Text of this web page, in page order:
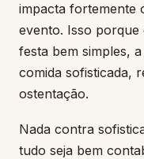
impacta fortemente
evento. Isso
festa bem simples,
comida sofisticada,
ostentação.
Nada contra
tudo seja bem